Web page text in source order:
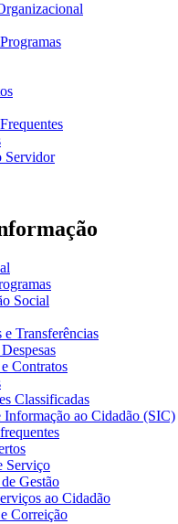
Servidor
Social
Transferências
Contratos
Classificadas
Informação ao Cidadão (SIC)
Serviço
Gestão
ao Cidadão
Correição